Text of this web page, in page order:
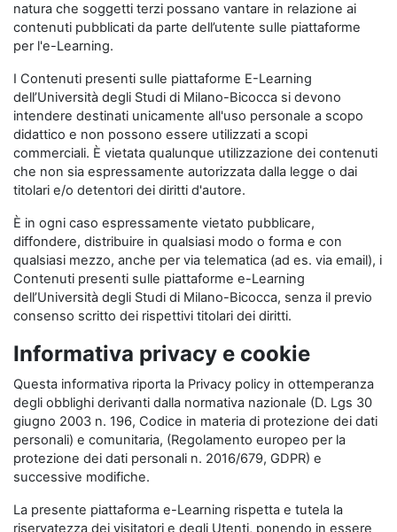
natura che soggetti terzi possano vantare in relazione ai
contenuti pubblicati da parte dell’utente sulle piattaforme
per l'e-Learning.
I Contenuti presenti sulle piattaforme E-Learning
dell’Università degli Studi di Milano-Bicocca si devono
intendere destinati unicamente all'uso personale a scopo
didattico e non possono essere utilizzati a scopi
commerciali. È vietata qualunque utilizzazione dei contenuti
che non sia espressamente autorizzata dalla legge o dai
titolari e/o detentori dei diritti d'autore.
È in ogni caso espressamente vietato pubblicare,
diffondere, distribuire in qualsiasi modo o forma e con
qualsiasi mezzo, anche per via telematica (ad es. via email), i
Contenuti presenti sulle piattaforme e-Learning
dell’Università degli Studi di Milano-Bicocca, senza il previo
consenso scritto dei rispettivi titolari dei diritti.
Informativa privacy e cookie
Questa informativa riporta la Privacy policy in ottemperanza
degli obblighi derivanti dalla normativa nazionale (D. Lgs 30
giugno 2003 n. 196, Codice in materia di protezione dei dati
personali) e comunitaria, (Regolamento europeo per la
protezione dei dati personali n. 2016/679, GDPR) e
successive modifiche.
La presente piattaforma e-Learning rispetta e tutela la
riservatezza dei visitatori e degli Utenti, ponendo in essere